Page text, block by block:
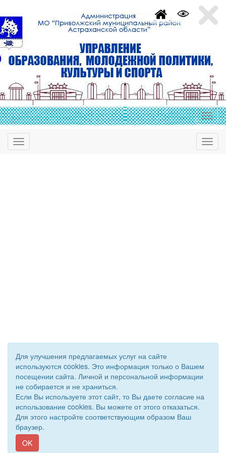
© 2020 - 2026 Управление образования Приволжского района.
Все права защищены.
Сайт создан при поддержке «
Для улучшения предлагаемых услуг на сайте
используются cookies. Это информация только о Вашем
посещении сайта. Личной и персональной информации
не собирается и не храниться.
Если Вы используете этот сайт, то Вы даете согласие на
использование cookies. Вы можете от этого отказаться.
Для этого настройте соответствующим образом Ваш
браузер.
OK